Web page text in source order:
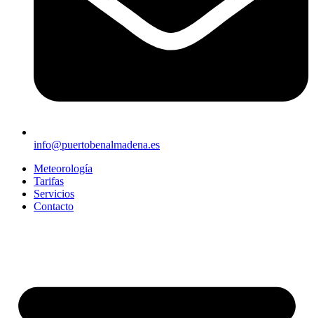
info@puertobenalmadena.es
Meteorología
Tarifas
Servicios
Contacto